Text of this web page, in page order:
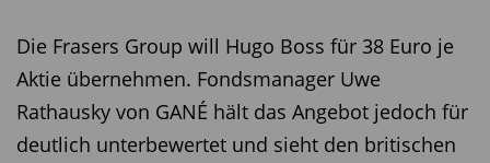
die Weir Group PLC, National Grid PLC, Spectris
PLC, Ryanair Holdings PLC, Danone SA, Samsung
Electronics, CSX Corp, Cenovus Energy, Fortum
oder auch Autoliv.
Die Frasers Group will Hugo Boss für 38 Euro je
Aktie übernehmen. Fondsmanager Uwe
Rathausky von GANÉ hält das Angebot jedoch für
deutlich unterbewertet und sieht den britischen